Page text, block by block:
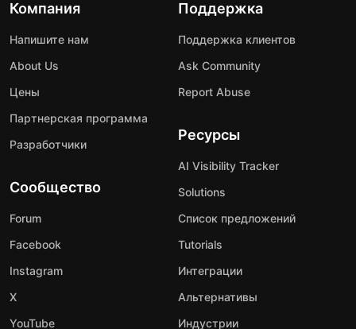
Компания
Напишите нам
About Us
Цены
Партнерская программа
Разработчики
Сообщество
Forum
Facebook
Instagram
X
YouTube
Поддержка
Поддержка клиентов
Ask Community
Report Abuse
Ресурсы
AI Visibility Tracker
Solutions
Список предложений
Tutorials
Интеграции
Альтернативы
Индустрии